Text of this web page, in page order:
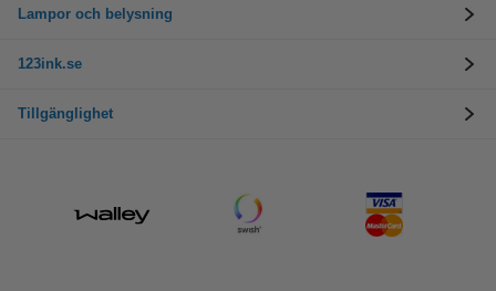
Lampor och belysning
123ink.se
Tillgänglighet